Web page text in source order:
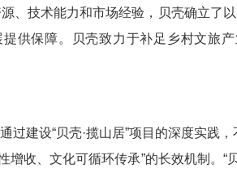
、技术能力和市场经验，贝壳确立了
供保障。贝壳致力于补足乡村文旅
设“贝壳·揽山居”项目的深度实践，
收、文化可循环传承”的长效机制。“